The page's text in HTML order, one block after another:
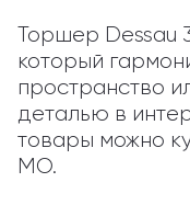
Торшер Dessau
который
пространство
деталью в
товары можно
МО.